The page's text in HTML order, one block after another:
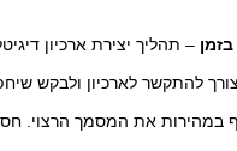
– תהליך יצירת ארכיון
להתקשר לארכיון ולבקש
במהירות את המסמך הרצוי.